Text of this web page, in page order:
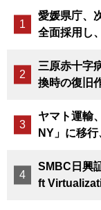
愛媛県庁、
全面採用し
三原赤十字
換時の復旧
ヤマト運輸
NY」に移
SMBC日興
ft